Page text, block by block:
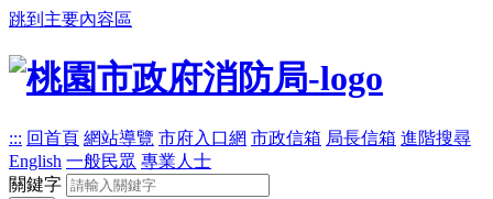
跳到主要內容區
::: 回首頁 網站導覽 市府入口網 市政信箱 局長信箱 進階搜尋
English 一般民眾 專業人士
關鍵字